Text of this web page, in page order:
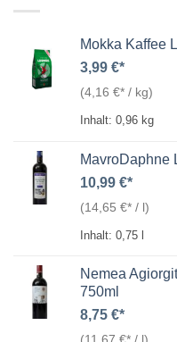
Mokka Kaffee
3,99 €
(4,16 € / kg)
Inhalt: 0,96 kg
MavroDaphne
10,99 €
(14,65 € / l)
Inhalt: 0,75
Nemea
750ml
8,75 €